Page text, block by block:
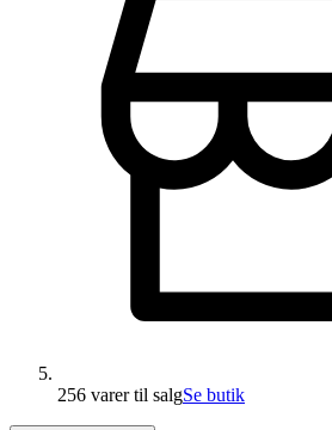
256 varertil salgSe butik